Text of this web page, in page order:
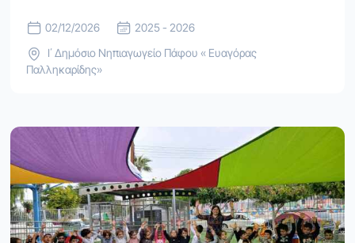
02/12/2026
2025 - 2026
Ι΄ Δημόσιο Νηπιαγωγείο Πάφου « Ευαγόρας
Παλληκαρίδης»